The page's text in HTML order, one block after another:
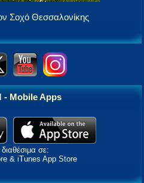
Σοχό Θεσσαλονίκης
- Mobile Apps
σε:
& iTunes App Store